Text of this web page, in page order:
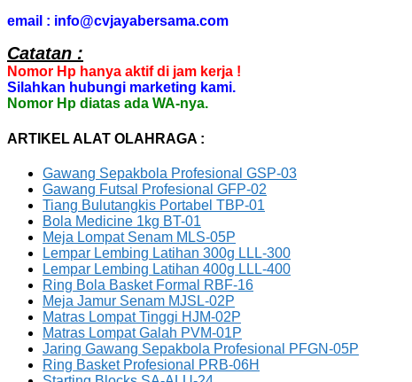
email : info@cvjayabersama.com
Catatan :
Nomor Hp hanya aktif di jam kerja !
Silahkan hubungi marketing kami.
Nomor Hp diatas ada WA-nya.
ARTIKEL ALAT OLAHRAGA :
Gawang Sepakbola Profesional GSP-03
Gawang Futsal Profesional GFP-02
Tiang Bulutangkis Portabel TBP-01
Bola Medicine 1kg BT-01
Meja Lompat Senam MLS-05P
Lempar Lembing Latihan 300g LLL-300
Lempar Lembing Latihan 400g LLL-400
Ring Bola Basket Formal RBF-16
Meja Jamur Senam MJSL-02P
Matras Lompat Tinggi HJM-02P
Matras Lompat Galah PVM-01P
Jaring Gawang Sepakbola Profesional PFGN-05P
Ring Basket Profesional PRB-06H